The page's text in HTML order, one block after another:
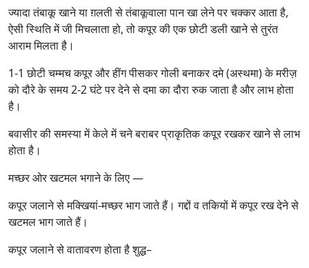
ज्यादा तंबाकू खाने या ग़लती से तंबाकूवाला पान खा लेने पर चक्कर आता है,
ऐसी स्थिति में जी मिचलाता हो, तो कपूर की एक छोटी डली खाने से तुरंत
आराम मिलता है।
1-1 छोटी चम्मच कपूर और हींग पीसकर गोली बनाकर दमे (अस्थमा) के मरीज़
को दौरे के समय 2-2 घंटे पर देने से दमा का दौरा रुक जाता है और लाभ होता
है।
बवासीर की समस्या में केले में चने बराबर प्राकृतिक कपूर रखकर खाने से लाभ
होता है।
मच्छर ओर खटमल भगाने के लिए —
कपूर जलाने से मक्खियां-मच्छर भाग जाते हैं। गद्दों व तकियों में कपूर रख देने से
खटमल भाग जाते हैं।
कपूर जलाने से वातावरण होता है शुद्ध–